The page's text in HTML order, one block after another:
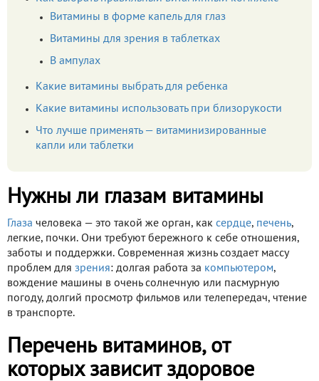
Витамины в форме капель для глаз
Витамины для зрения в таблетках
В ампулах
Какие витамины выбрать для ребенка
Какие витамины использовать при близорукости
Что лучше применять — витаминизированные
капли или таблетки
Нужны ли глазам витамины
Глаза человека — это такой же орган, как сердце, печень,
легкие, почки. Они требуют бережного к себе отношения,
заботы и поддержки. Современная жизнь создает массу
проблем для зрения: долгая работа за компьютером,
вождение машины в очень солнечную или пасмурную
погоду, долгий просмотр фильмов или телепередач, чтение
в транспорте.
Перечень витаминов, от
которых зависит здоровое